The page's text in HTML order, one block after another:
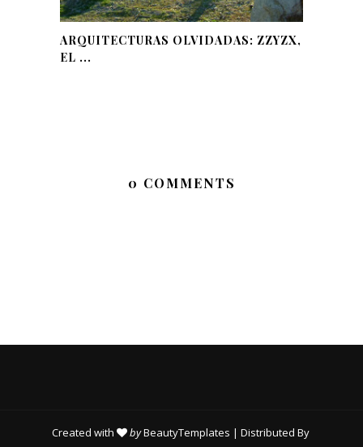
ARQUITECTURAS OLVIDADAS: ZZYZX,
EL ...
0 COMMENTS
Created with byBeautyTemplates | Distributed By